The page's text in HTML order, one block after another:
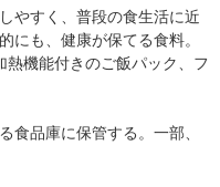
やすく、普段の食生活に近
にも、健康が保てる食料。
熱機能付きのご飯パック、フ
品庫に保管する。一部、